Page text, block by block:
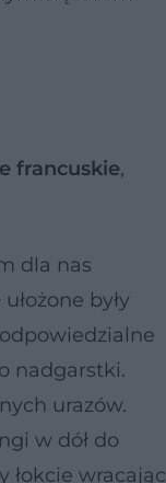
francuskie,
dla nas
były
nadgarstki.
urazów.
w dół do
łokcie wracając